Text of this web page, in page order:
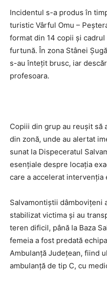
Incidentul s-a produs în
turistic Vârful Omu –
format din 14 copii și
furtună. În zona Stânei
s-au întețit brusc, iar
profesoara.
Copiii din grup au reușit să
din zonă, unde au alertat
sunat la Dispeceratul
esențiale despre locația
care a accelerat intervenția
Salvamontiștii dâmbovițeni
stabilizat victima și au
teren dificil, până la Baza
femeia a fost predată
Ambulanță Județean, fiind
ambulanță de tip C, cu